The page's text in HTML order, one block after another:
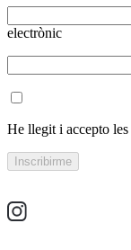
electrònic
He llegit i accepto les